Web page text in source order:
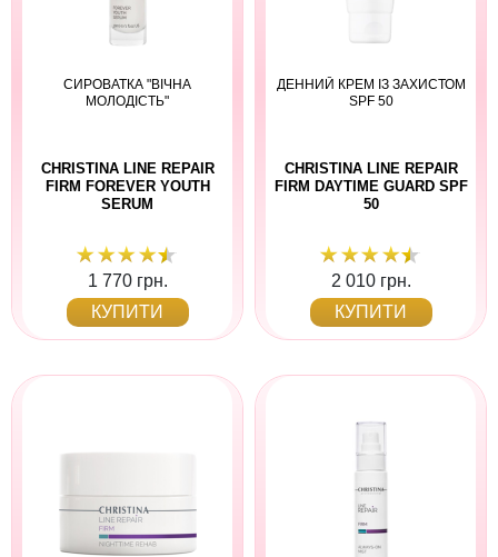
СИРОВАТКА "ВІЧНА
МОЛОДІСТЬ"
CHRISTINA LINE REPAIR
FIRM FOREVER YOUTH
SERUM
1 770 грн.
КУПИТИ
ДЕННИЙ КРЕМ ІЗ ЗАХИСТОМ
SPF 50
CHRISTINA LINE REPAIR
FIRM DAYTIME GUARD SPF
50
2 010 грн.
КУПИТИ